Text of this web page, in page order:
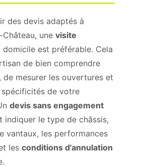
des devis adaptés à
une visite
domicile est préférable. Cela
de bien comprendre
de mesurer les ouvertures et
de votre
devis sans engagement
indiquer le type de châssis,
vantaux, les performances
les conditions d'annulation